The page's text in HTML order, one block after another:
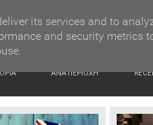
ΑΝΑ ΠΕΡΙΟΧΗ
its services and to
and security metrics